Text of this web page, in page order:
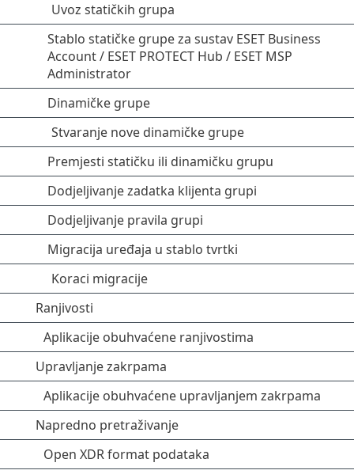
Uvoz statičkih grupa
Stablo statičke grupe za sustav ESET Business
Account / ESET PROTECT Hub / ESET MSP
Administrator
Dinamičke grupe
Stvaranje nove dinamičke grupe
Premjesti statičku ili dinamičku grupu
Dodjeljivanje zadatka klijenta grupi
Dodjeljivanje pravila grupi
Migracija uređaja u stablo tvrtki
Koraci migracije
Ranjivosti
Aplikacije obuhvaćene ranjivostima
Upravljanje zakrpama
Aplikacije obuhvaćene upravljanjem zakrpama
Napredno pretraživanje
Open XDR format podataka